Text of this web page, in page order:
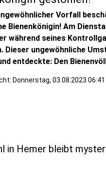
Vorfall
Bienenkönigin! Am
während seines
Dieser ungewöhnliche
entdeckte: Den
Donnerstag, 03.08.2023 06:41
in Hemer bleibt